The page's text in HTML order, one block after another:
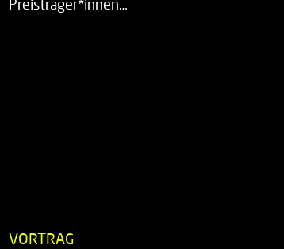
Preisträger*innen…
VORTRAG